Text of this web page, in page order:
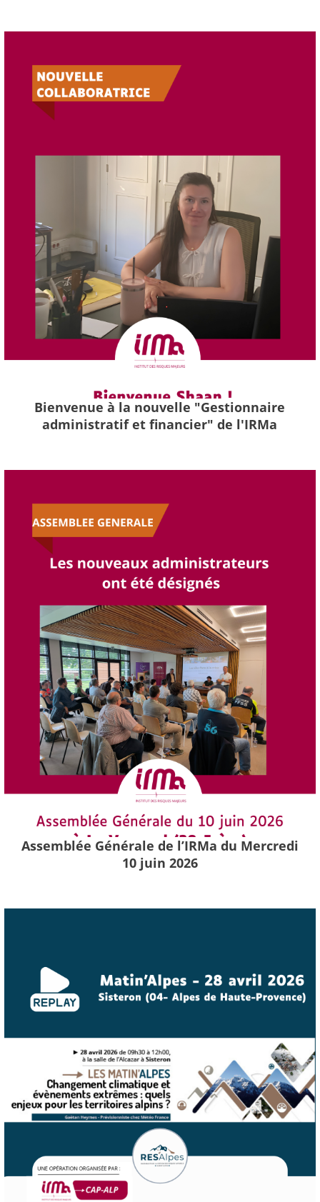
Bienvenue à la nouvelle "Gestionnaire
administratif et financier" de l'IRMa
Assemblée Générale de l’IRMa du Mercredi
10 juin 2026